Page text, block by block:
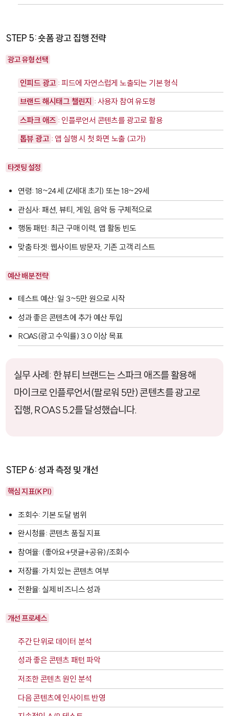
STEP 5: 숏폼 광고 집행 전략
광고 유형 선택
인피드 광고 : 피드에 자연스럽게 노출되는 기본 형식
브랜드 해시태그 챌린지 : 사용자 참여 유도형
스파크 애즈 : 인플루언서 콘텐츠를 광고로 활용
톱뷰 광고 : 앱 실행 시 첫 화면 노출 (고가)
타겟팅 설정
연령: 18~24세 (Z세대 초기) 또는 18~29세
관심사: 패션, 뷰티, 게임, 음악 등 구체적으로
행동 패턴: 최근 구매 이력, 앱 활동 빈도
맞춤 타겟: 웹사이트 방문자, 기존 고객 리스트
예산 배분 전략
테스트 예산: 일 3~5만 원으로 시작
성과 좋은 콘텐츠에 추가 예산 투입
ROAS(광고 수익률) 3.0 이상 목표
실무 사례: 한 뷰티 브랜드는 스파크 애즈를 활용해
마이크로 인플루언서(팔로워 5만) 콘텐츠를 광고로
집행, ROAS 5.2를 달성했습니다.
STEP 6: 성과 측정 및 개선
핵심 지표(KPI)
조회수: 기본 도달 범위
완시청률: 콘텐츠 품질 지표
참여율: (좋아요+댓글+공유)/조회수
저장률: 가치 있는 콘텐츠 여부
전환율: 실제 비즈니스 성과
개선 프로세스
주간 단위로 데이터 분석
성과 좋은 콘텐츠 패턴 파악
저조한 콘텐츠 원인 분석
다음 콘텐츠에 인사이트 반영